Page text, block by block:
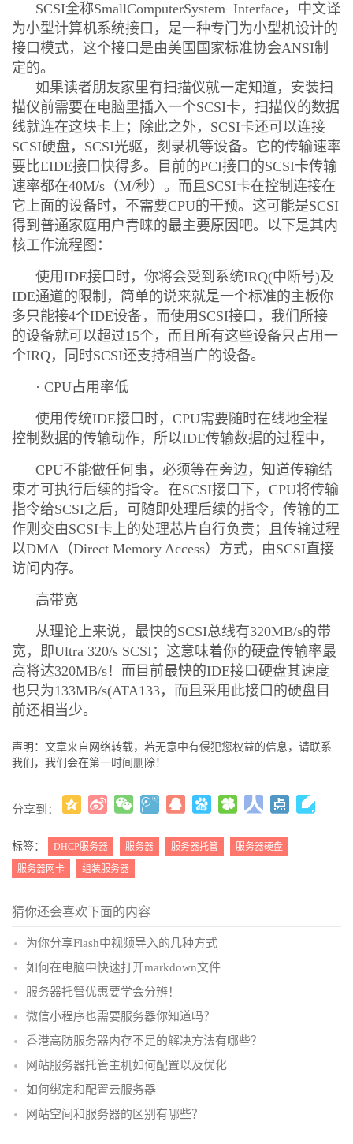
SCSI全称SmallComputerSystem Interface，中文译
为小型计算机系统接口，是一种专门为小型机设计的
接口模式，这个接口是由美国国家标准协会ANSI制
定的。
如果读者朋友家里有扫描仪就一定知道，安装扫
描仪前需要在电脑里插入一个SCSI卡，扫描仪的数据
线就连在这块卡上；除此之外，SCSI卡还可以连接
SCSI硬盘，SCSI光驱，刻录机等设备。它的传输速率
要比EIDE接口快得多。目前的PCI接口的SCSI卡传输
速率都在40M/s（M/秒）。而且SCSI卡在控制连接在
它上面的设备时，不需要CPU的干预。这可能是SCSI
得到普通家庭用户青睐的最主要原因吧。以下是其内
核工作流程图：
使用IDE接口时，你将会受到系统IRQ(中断号)及
IDE通道的限制，简单的说来就是一个标准的主板你
多只能接4个IDE设备，而使用SCSI接口，我们所接
的设备就可以超过15个，而且所有这些设备只占用一
个IRQ，同时SCSI还支持相当广的设备。
· CPU占用率低
使用传统IDE接口时，CPU需要随时在线地全程
控制数据的传输动作，所以IDE传输数据的过程中，
CPU不能做任何事，必须等在旁边，知道传输结
束才可执行后续的指令。在SCSI接口下，CPU将传输
指令给SCSI之后，可随即处理后续的指令，传输的工
作则交由SCSI卡上的处理芯片自行负责；且传输过程
以DMA（Direct Memory Access）方式，由SCSI直接
访问内存。
高带宽
从理论上来说，最快的SCSI总线有320MB/s的带
宽，即Ultra 320/s SCSI；这意味着你的硬盘传输率最
高将达320MB/s！而目前最快的IDE接口硬盘其速度
也只为133MB/s(ATA133，而且采用此接口的硬盘目
前还相当少。
声明：文章来自网络转载，若无意中有侵犯您权益的信息，请联系
我们，我们会在第一时间删除！
分享到：
( )
标签： DHCP服务器 服务器 服务器托管
服务器硬盘
服务器网卡
组装服务器
猜你还会喜欢下面的内容
为你分享Flash中视频导入的几种方式
如何在电脑中快速打开markdown文件
服务器托管优惠要学会分辨！
微信小程序也需要服务器你知道吗？
香港高防服务器内存不足的解决方法有哪些？
网站服务器托管主机如何配置以及优化
如何绑定和配置云服务器
网站空间和服务器的区别有哪些？